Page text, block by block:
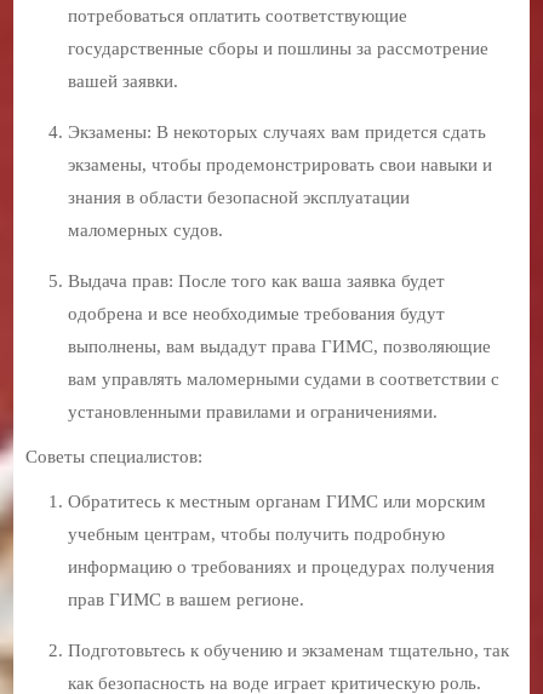
потребоваться оплатить соответствующие
государственные сборы и пошлины за рассмотрение
вашей заявки.
Экзамены: В некоторых случаях вам придется сдать
экзамены, чтобы продемонстрировать свои навыки и
знания в области безопасной эксплуатации
маломерных судов.
Выдача прав: После того как ваша заявка будет
одобрена и все необходимые требования будут
выполнены, вам выдадут права ГИМС, позволяющие
вам управлять маломерными судами в соответствии с
установленными правилами и ограничениями.
Советы специалистов:
Обратитесь к местным органам ГИМС или морским
учебным центрам, чтобы получить подробную
информацию о требованиях и процедурах получения
прав ГИМС в вашем регионе.
Подготовьтесь к обучению и экзаменам тщательно, так
как безопасность на воде играет критическую роль.